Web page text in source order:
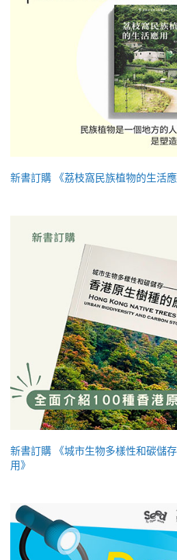
新書訂購 《荔枝窩民族植物的生活應
新書訂購 《城市生物多樣性和碳儲
用》